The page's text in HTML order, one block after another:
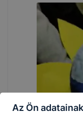
Az Ön